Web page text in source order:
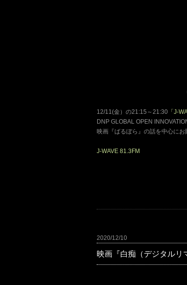
12/11(金）の21:15～21:30 「J-
DNP GLOBAL OPEN
映画『ばるぼら』の話を中心に
J-WAVE 81.3FM
2020/12/10
映画『白痴（デジタルリ